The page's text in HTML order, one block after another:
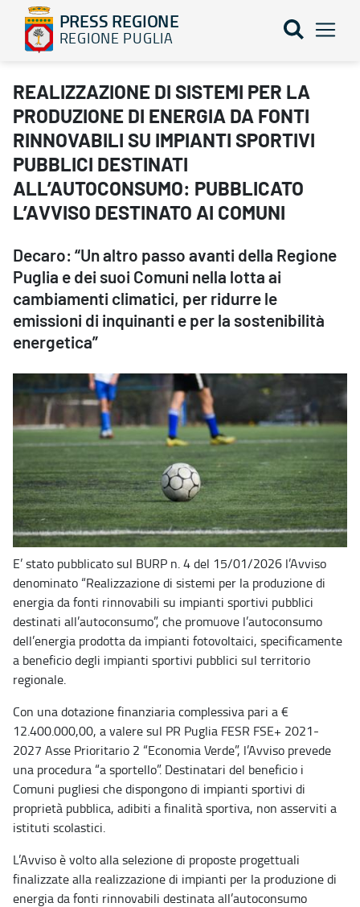
PRESS REGIONE
REGIONE PUGLIA
REALIZZAZIONE DI SISTEMI PER LA PRODUZIONE DI ENERGIA
REALIZZAZIONE DI SISTEMI PER LA
PRODUZIONE DI ENERGIA DA FONTI
RINNOVABILI SU IMPIANTI SPORTIVI
PUBBLICI DESTINATI
ALL’AUTOCONSUMO: PUBBLICATO
L’AVVISO DESTINATO AI COMUNI
Decaro: “Un altro passo avanti della Regione
Puglia e dei suoi Comuni nella lotta ai
cambiamenti climatici, per ridurre le
emissioni di inquinanti e per la sostenibilità
energetica”
E’ stato pubblicato sul BURP n. 4 del 15/01/2026 l’Avviso
denominato “Realizzazione di sistemi per la produzione di
energia da fonti rinnovabili su impianti sportivi pubblici
destinati all’autoconsumo”, che promuove l’autoconsumo
dell’energia prodotta da impianti fotovoltaici, specificamente
a beneficio degli impianti sportivi pubblici sul territorio
regionale.
Con una dotazione finanziaria complessiva pari a €
12.400.000,00, a valere sul PR Puglia FESR FSE+ 2021-
2027 Asse Prioritario 2 “Economia Verde”, l’Avviso prevede
una procedura “a sportello”. Destinatari del beneficio i
Comuni pugliesi che dispongono di impianti sportivi di
proprietà pubblica, adibiti a finalità sportiva, non asserviti a
istituti scolastici.
L’Avviso è volto alla selezione di proposte progettuali
finalizzate alla realizzazione di impianti per la produzione di
energia da fonti rinnovabili destinata all’autoconsumo